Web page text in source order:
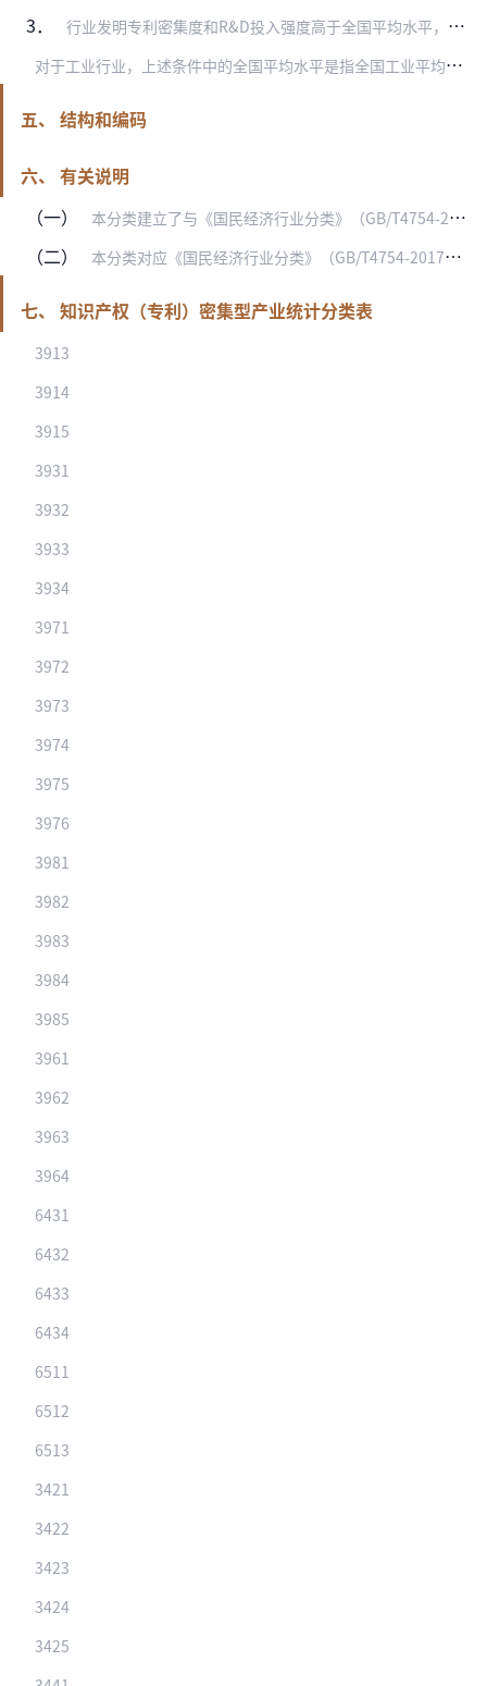
3． 行业发明专利密集度和R&D投入强度高于全国平均水平，且属于战略性新兴产业、高技术制造业、高技术服务业。
对
于工业行业，上述条件中的全国平均水平是指全国工业平均水平。
五、 结构和编码
六、 有关说明
（一）
本分类建立了与《国民经济行业分类》（GB/T4754-2017）的对应关系，共对应国民经济行业小类188个。
（二） 本分类对应《国民经济行业分类》（GB/T4754-2017）的具体范围和说明，参见《2017国民经济行业分类注释》。
七、 知识产权（专利）密集型产业统计分类表
3913
3914
3915
3931
3932
3933
3934
3971
3972
3973
3974
3975
3976
3981
3982
3983
3984
3985
3961
3962
3963
3964
6431
6432
6433
6434
6511
6512
6513
3421
3422
3423
3424
3425